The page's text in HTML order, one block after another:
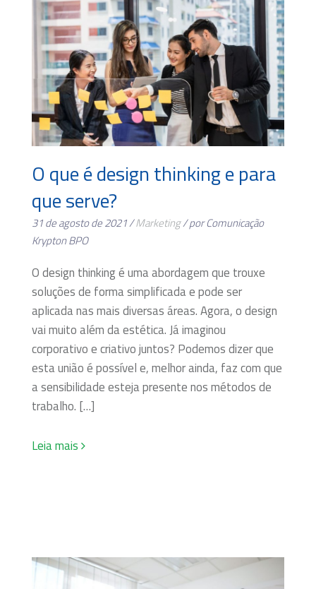
O que é design thinking e para
que serve?
31 de agosto de 2021 /Marketing/ por Comunicação
Krypton BPO
O design thinking é uma abordagem que trouxe
soluções de forma simplificada e pode ser
aplicada nas mais diversas áreas. Agora, o design
vai muito além da estética. Já imaginou
corporativo e criativo juntos? Podemos dizer que
esta união é possível e, melhor ainda, faz com que
a sensibilidade esteja presente nos métodos de
trabalho. […]
Leia mais